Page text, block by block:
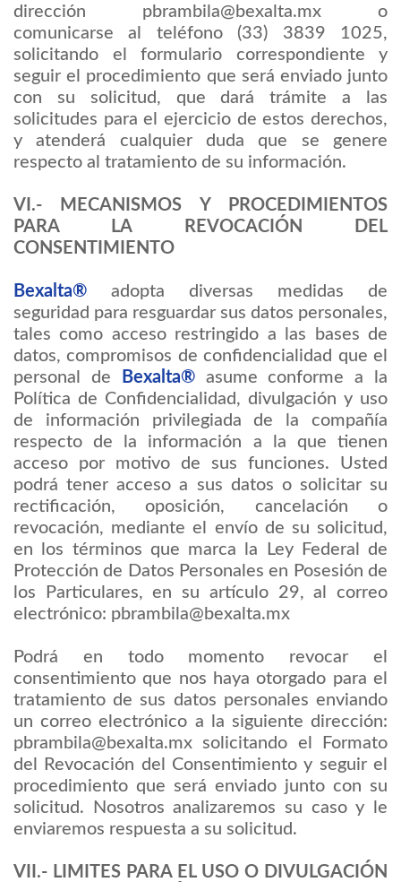
dirección pbrambila@bexalta.mx o
comunicarse al teléfono (33) 3839 1025,
solicitando el formulario correspondiente y
seguir el procedimiento que será enviado junto
con su solicitud, que dará trámite a las
solicitudes para el ejercicio de estos derechos,
y atenderá cualquier duda que se genere
respecto al tratamiento de su información.
VI.- MECANISMOS Y PROCEDIMIENTOS
PARA LA REVOCACIÓN DEL
CONSENTIMIENTO
Bexalta® adopta diversas medidas de
seguridad para resguardar sus datos personales,
tales como acceso restringido a las bases de
datos, compromisos de confidencialidad que el
personal de
Bexalta®asume conforme a la
Política de Confidencialidad, divulgación y uso
de información privilegiada de la compañía
respecto de la información a la que tienen
acceso por motivo de sus funciones. Usted
podrá tener acceso a sus datos o solicitar su
rectificación, oposición, cancelación o
revocación, mediante el envío de su solicitud,
en los términos que marca la Ley Federal de
Protección de Datos Personales en Posesión de
los Particulares, en su artículo 29, al correo
electrónico: pbrambila@bexalta.mx
Podrá en todo momento revocar el
consentimiento que nos haya otorgado para el
tratamiento de sus datos personales enviando
un correo electrónico a la siguiente dirección:
pbrambila@bexalta.mx solicitando el Formato
del Revocación del Consentimiento y seguir el
procedimiento que será enviado junto con su
solicitud. Nosotros analizaremos su caso y le
enviaremos respuesta a su solicitud.
VII.- LIMITES PARA EL USO O DIVULGACIÓN